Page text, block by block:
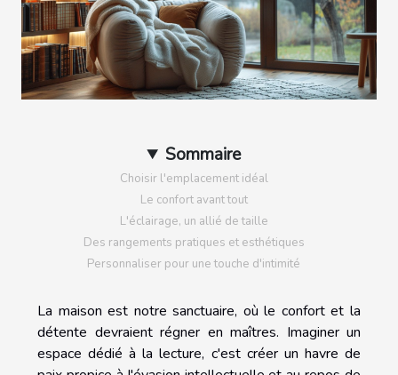
Sommaire
Choisir l'emplacement idéal
Le confort avant tout
L'éclairage, un allié de taille
Des rangements pratiques et esthétiques
Personnaliser pour une touche d'intimité
La maison est notre sanctuaire, où le confort et la
détente devraient régner en maîtres. Imaginer un
espace dédié à la lecture, c'est créer un havre de